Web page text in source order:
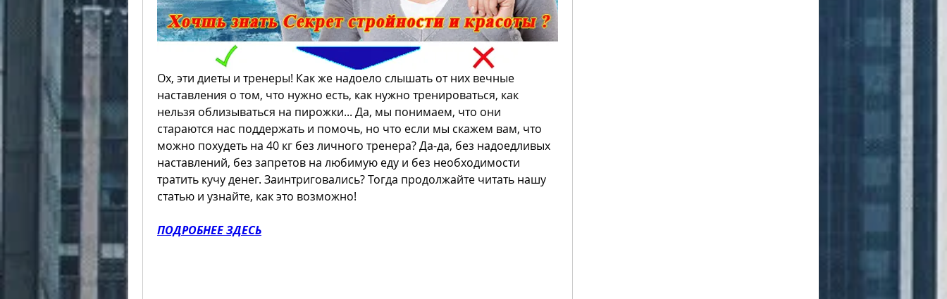
Ох, эти диеты и тренеры! Как же надоело слышать от них вечные
наставления о том, что нужно есть, как нужно тренироваться, как
нельзя облизываться на пирожки... Да, мы понимаем, что они
стараются нас поддержать и помочь, но что если мы скажем вам, что
можно похудеть на 40 кг без личного тренера? Да-да, без надоедливых
наставлений, без запретов на любимую еду и без необходимости
тратить кучу денег. Заинтриговались? Тогда продолжайте читать нашу
статью и узнайте, как это возможно!
ПОДРОБНЕЕ ЗДЕСЬ